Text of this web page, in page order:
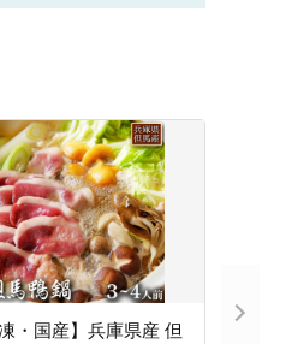
凍・国産】兵庫県産 但